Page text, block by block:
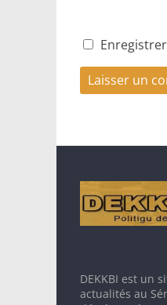
DEKKBI est un
actualités au